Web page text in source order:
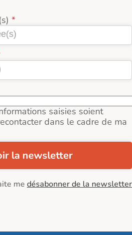
saisies soient
dans le cadre de ma
la newsletter
me désabonner de la newsletter